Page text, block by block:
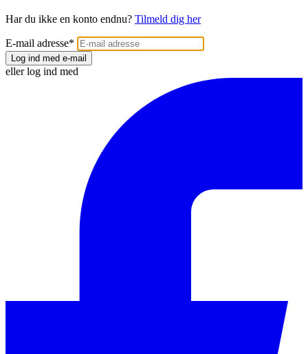
Har du ikke en konto endnu? Tilmeld dig her
E-mail adresse*
Log ind med e-mail
eller log ind med